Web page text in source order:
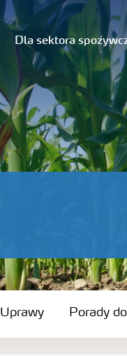
Dla sektora
Uprawy Porady